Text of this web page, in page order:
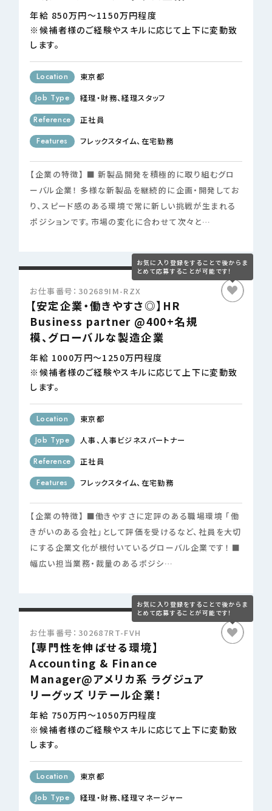
年給 850万円～1150万円程度
※候補者様のご経験やスキルに応じて上下に変動致
します。
Location
東京都
Job Type
経理・財務 経理スタッフ
Reference
正社員
Features
フレックスタイム 在宅勤務
【企業の特徴】 ■ 新製品開発を積極的に取り組むグロ
ーバル企業！ 多様な新製品を継続的に企画・開発してお
り、スピード感のある環境で常に新しい挑戦が生まれる
ポジションです。市場の変化に合わせて次々と…
お仕事番号：302689IM-RZX
【安定企業・働きやすさ◎】HR
Business partner @400+名規
模、グローバルな製造企業
年給 1000万円～1250万円程度
※候補者様のご経験やスキルに応じて上下に変動致
します。
Location
東京都
Job Type
人事 人事ビジネスパートナー
Reference
正社員
Features
フレックスタイム 在宅勤務
【企業の特徴】 ■働きやすさに定評のある職場環境 「働
きがいのある会社」として評価を受けるなど、社員を大切
にする企業文化が根付いているグローバル企業です！ ■
幅広い担当業務・裁量のあるポジシ…
お仕事番号：302687RT-FVH
【専門性を伸ばせる環境】
Accounting & Finance
Manager@アメリカ系 ラグジュア
リーグッズ リテール企業！
年給 750万円～1050万円程度
※候補者様のご経験やスキルに応じて上下に変動致
します。
Location
東京都
Job Type
経理・財務 経理マネージャー